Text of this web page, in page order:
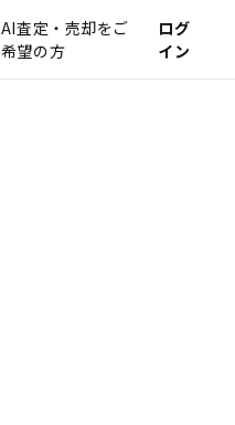
AI査定・売却をご
希望の方
ログ
イン